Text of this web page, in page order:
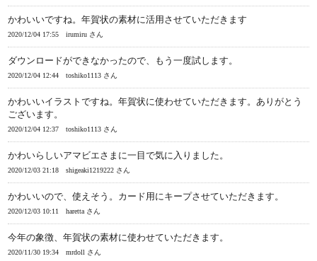
かわいいですね。年賀状の素材に活用させていただきます
2020/12/04 17:55 irumiru さん
ダウンロードができなかったので、もう一度試します。
2020/12/04 12:44 toshiko1113 さん
かわいいイラストですね。年賀状に使わせていただきます。ありがとう
ございます。
2020/12/04 12:37 toshiko1113 さん
かわいらしいアマビエさまに一目で気に入りました。
2020/12/03 21:18 shigeaki1219222 さん
かわいいので、使えそう。カード用にキープさせていただきます。
2020/12/03 10:11 haretta さん
今年の象徴、年賀状の素材に使わせていただきます。
2020/11/30 19:34 mrdoll さん